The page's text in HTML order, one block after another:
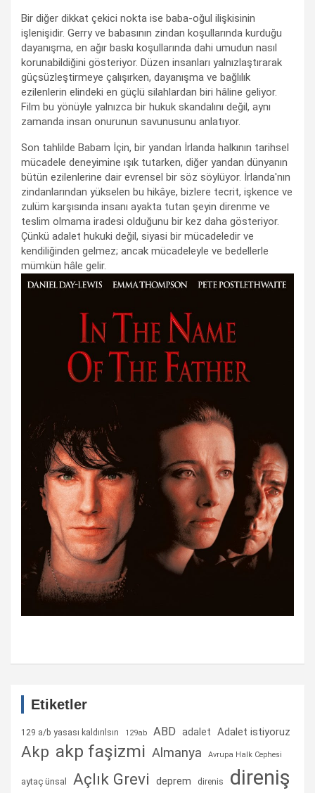
Bir diğer dikkat çekici nokta ise baba-oğul ilişkisinin
işlenişidir. Gerry ve babasının zindan koşullarında kurduğu
dayanışma, en ağır baskı koşullarında dahi umudun nasıl
korunabildiğini gösteriyor. Düzen insanları yalnızlaştırarak
güçsüzleştirmeye çalışırken, dayanışma ve bağlılık
ezilenlerin elindeki en güçlü silahlardan biri hâline geliyor.
Film bu yönüyle yalnızca bir hukuk skandalını değil, aynı
zamanda insan onurunun savunusunu anlatıyor.
Son tahlilde Babam İçin, bir yandan İrlanda halkının tarihsel
mücadele deneyimine ışık tutarken, diğer yandan dünyanın
bütün ezilenlerine dair evrensel bir söz söylüyor. İrlanda'nın
zindanlarından yükselen bu hikâye, bizlere tecrit, işkence ve
zulüm karşısında insanı ayakta tutan şeyin direnme ve
teslim olmama iradesi olduğunu bir kez daha gösteriyor.
Çünkü adalet hukuki değil, siyasi bir mücadeledir ve
kendiliğinden gelmez; ancak mücadeleyle ve bedellerle
mümkün hâle gelir.
Etiketler
129 a/b yasası kaldırılsın 129ab ABD adalet Adalet istiyoruz
Akp akp faşizmi Almanya Avrupa Halk Cephesi
aytaç ünsal Açlık Grevi deprem direnis direniş